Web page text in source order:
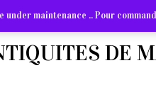
DE
under maintenance .. Pour